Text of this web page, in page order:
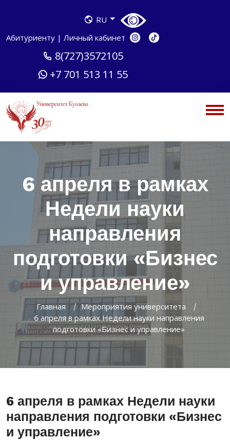
RU
Абитуриенту | Личный кабинет
8(727)3572105
+7 701 513 11 55
6 апреля в рамках
Недели науки
направления
подготовки «Бизнес
и управление»
Главная
Мероприятия университета
6 апреля в рамках Недели науки направления
подготовки «Бизнес и управление»
6 апреля в рамках Недели науки
направления подготовки «Бизнес
и управление»